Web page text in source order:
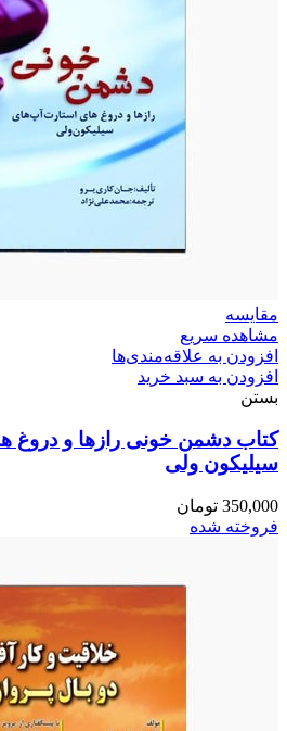
مقایسه
مشاهده سریع
افزودن به علاقه‌مندی‌ها
افزودن به سبد خرید
بستن
کتاب دشمن خونی رازها و دروغ
سیلیکون ولی
350,000 تومان
فروخته شده